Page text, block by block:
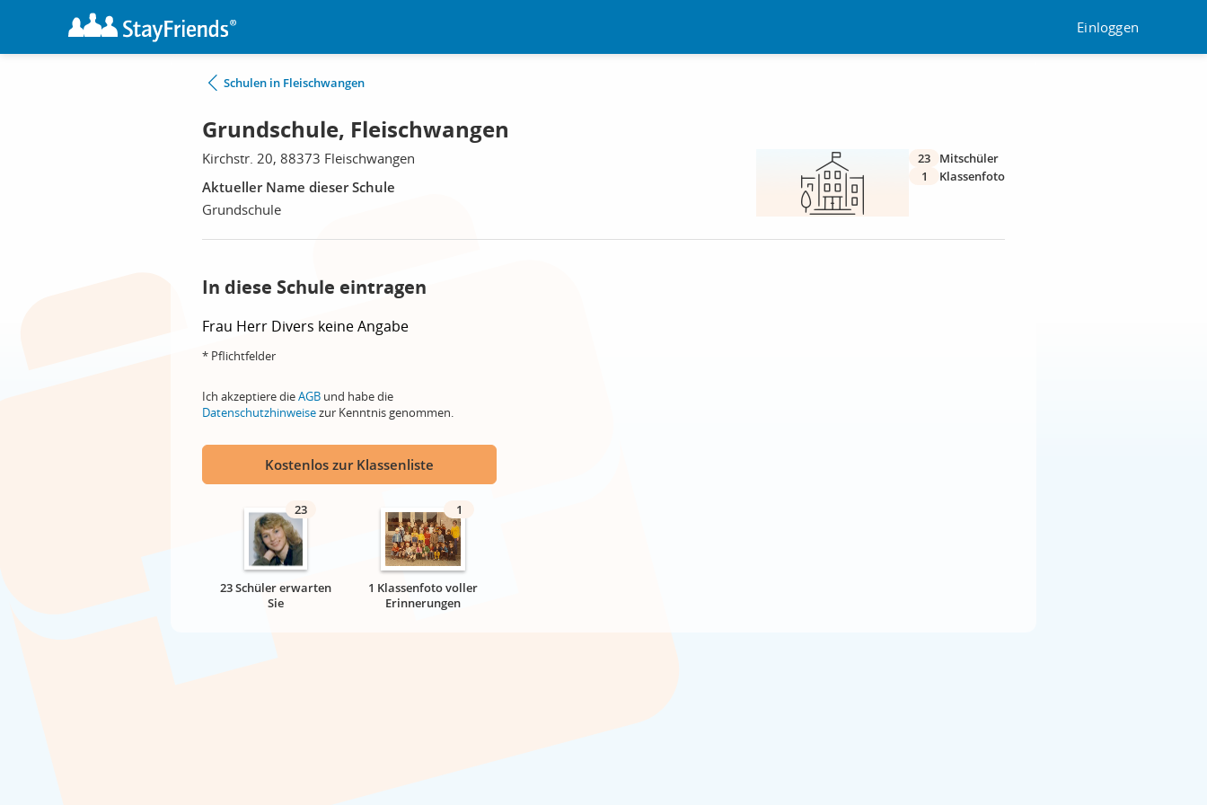
Einloggen
Schulen in Fleischwangen
Grundschule, Fleischwangen
Kirchstr. 20, 88373 Fleischwangen
Aktueller Name dieser Schule
Grundschule
23
Mitschüler
1
Klassenfoto
In diese Schule eintragen
Frau Herr Divers keine Angabe
* Pflichtfelder
Ich akzeptiere dieAGB und habe die
Datenschutzhinweisezur Kenntnis genommen.
Kostenlos zur Klassenliste
23
23 Schüler erwarten
Sie
1
1 Klassenfoto voller
Erinnerungen